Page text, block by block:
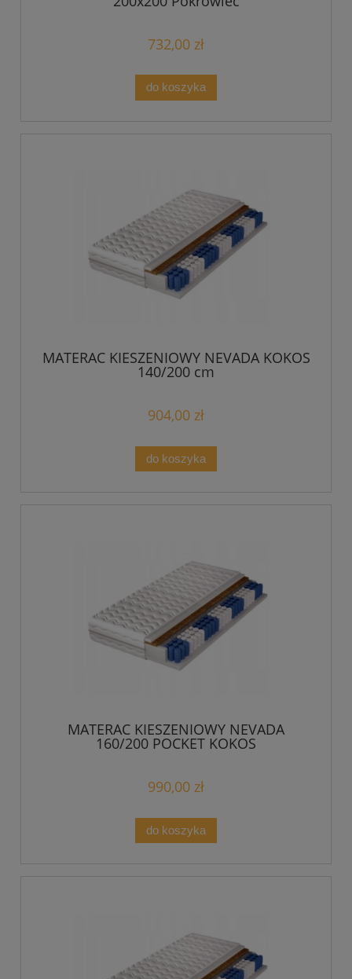
732,00 zł
do koszyka
MATERAC KIESZENIOWY NEVADA KOKOS
140/200 cm
904,00 zł
do koszyka
MATERAC KIESZENIOWY NEVADA
160/200 POCKET KOKOS
990,00 zł
do koszyka